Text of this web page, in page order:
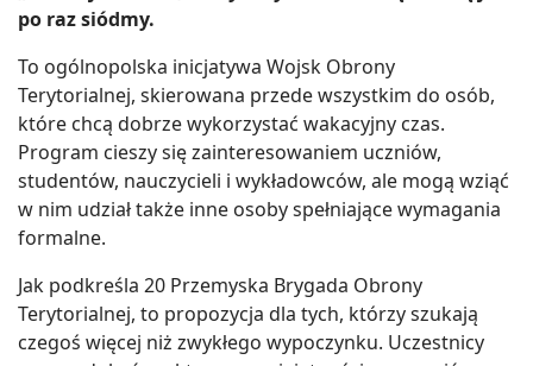
po raz siódmy.
To ogólnopolska inicjatywa Wojsk Obrony
Terytorialnej, skierowana przede wszystkim do osób,
które chcą dobrze wykorzystać wakacyjny czas.
Program cieszy się zainteresowaniem uczniów,
studentów, nauczycieli i wykładowców, ale mogą wziąć
w nim udział także inne osoby spełniające wymagania
formalne.
Jak podkreśla 20 Przemyska Brygada Obrony
Terytorialnej, to propozycja dla tych, którzy szukają
czegoś więcej niż zwykłego wypoczynku. Uczestnicy